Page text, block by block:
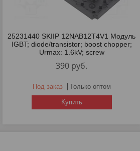
25231440 SKIIP 12NAB12T4V1 Модуль
IGBT; diode/transistor; boost chopper;
Urmax: 1.6kV; screw
390 руб.
Под заказ Только оптом
Купить